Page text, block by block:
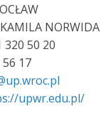
320 50 20
56 17
upwr.edu.pl/